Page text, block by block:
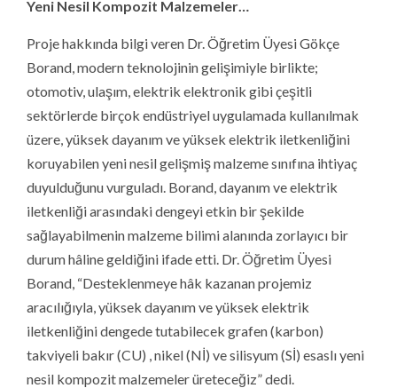
Yeni Nesil Kompozit Malzemeler…
Proje hakkında bilgi veren Dr. Öğretim Üyesi Gökçe
Borand, modern teknolojinin gelişimiyle birlikte;
otomotiv, ulaşım, elektrik elektronik gibi çeşitli
sektörlerde birçok endüstriyel uygulamada kullanılmak
üzere, yüksek dayanım ve yüksek elektrik iletkenliğini
koruyabilen yeni nesil gelişmiş malzeme sınıfına ihtiyaç
duyulduğunu vurguladı. Borand, dayanım ve elektrik
iletkenliği arasındaki dengeyi etkin bir şekilde
sağlayabilmenin malzeme bilimi alanında zorlayıcı bir
durum hâline geldiğini ifade etti. Dr. Öğretim Üyesi
Borand, “Desteklenmeye hâk kazanan projemiz
aracılığıyla, yüksek dayanım ve yüksek elektrik
iletkenliğini dengede tutabilecek grafen (karbon)
takviyeli bakır (CU) , nikel (Nİ) ve silisyum (Sİ) esaslı yeni
nesil kompozit malzemeler üreteceğiz” dedi.